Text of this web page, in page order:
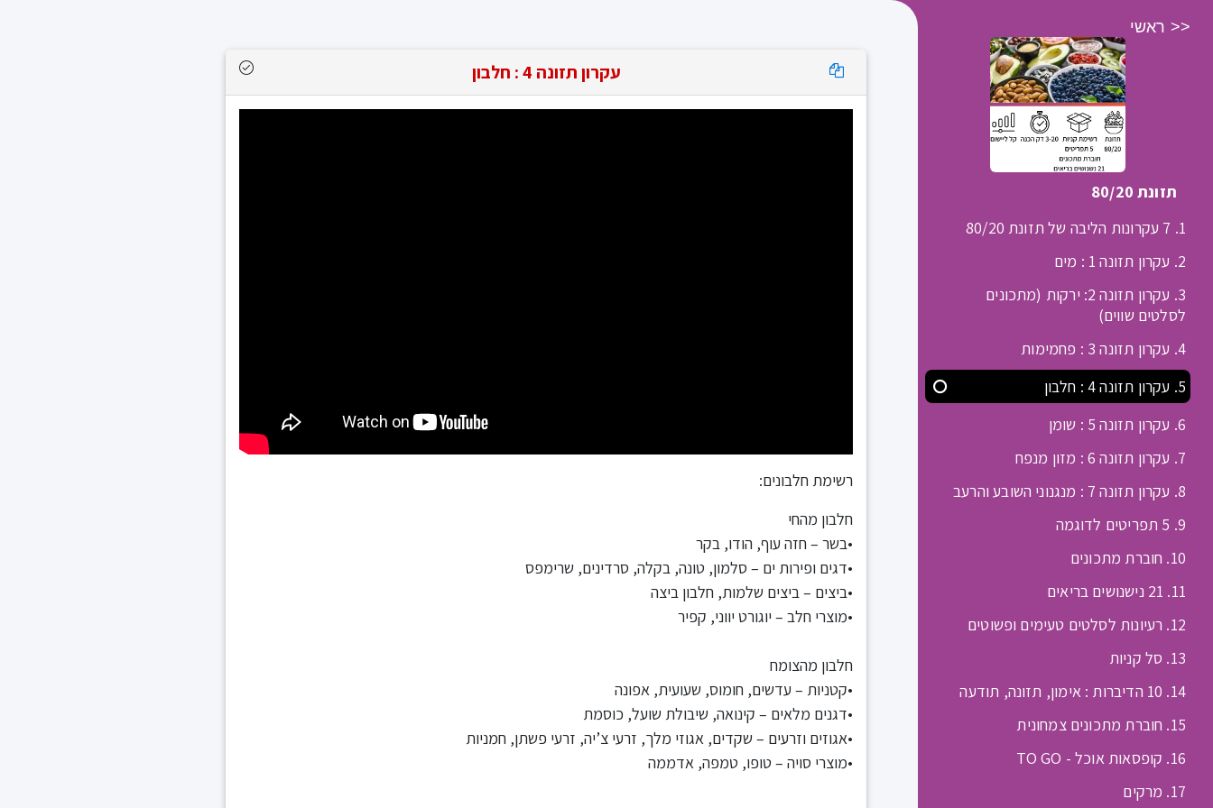
מועדון Movimento<< ראשי
תזונת 80/20
1. 7 עקרונות הליבה של תזונת 80/20
2. עקרון תזונה 1 : מים
3. עקרון תזונה 2: ירקות (מתכונים
לסלטים שווים)
4. עקרון תזונה 3 : פחמימות
5. עקרון תזונה 4 : חלבון
6. עקרון תזונה 5 : שומן
7. עקרון תזונה 6 : מזון מנפח
8. עקרון תזונה 7 : מנגנוני השובע והרעב
9. 5 תפריטים לדוגמה
10. חוברת מתכונים
11. 21 נישנושים בריאים
12. רעיונות לסלטים טעימים ופשוטים
13. סל קניות
14. 10 הדיברות : אימון, תזונה, תודעה
15. חוברת מתכונים צמחונית
16. קופסאות אוכל - TO GO
17. מרקים
עקרון תזונה 4 : חלבון
רשימת חלבונים:
חלבון מהחי
•בשר – חזה עוף, הודו, בקר
•דגים ופירות ים – סלמון, טונה, בקלה, סרדינים, שרימפס
•ביצים – ביצים שלמות, חלבון ביצה
•מוצרי חלב – יוגורט יווני, קפיר
חלבון מהצומח
•קטניות – עדשים, חומוס, שעועית, אפונה
•דגנים מלאים – קינואה, שיבולת שועל, כוסמת
•אגוזים וזרעים – שקדים, אגוזי מלך, זרעי צ’יה, זרעי פשתן, חמניות
•מוצרי סויה – טופו, טמפה, אדממה